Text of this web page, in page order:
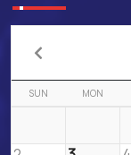
SUN MON